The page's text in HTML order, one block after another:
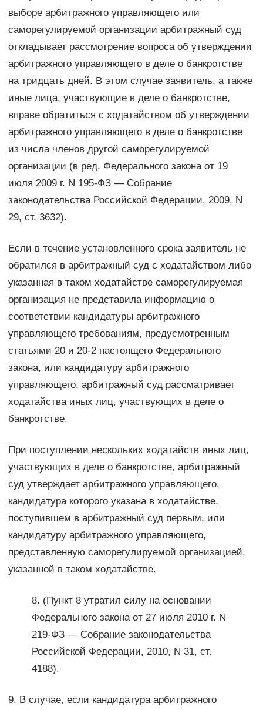
выборе арбитражного управляющего или
саморегулируемой организации арбитражный суд
откладывает рассмотрение вопроса об утверждении
арбитражного управляющего в деле о банкротстве
на тридцать дней. В этом случае заявитель, а также
иные лица, участвующие в деле о банкротстве,
вправе обратиться с ходатайством об утверждении
арбитражного управляющего в деле о банкротстве
из числа членов другой саморегулируемой
организации (в ред. Федерального закона от 19
июля 2009 г. N 195-ФЗ — Собрание
законодательства Российской Федерации, 2009, N
29, ст. 3632).
Если в течение установленного срока заявитель не
обратился в арбитражный суд с ходатайством либо
указанная в таком ходатайстве саморегулируемая
организация не представила информацию о
соответствии кандидатуры арбитражного
управляющего требованиям, предусмотренным
статьями 20 и 20-2 настоящего Федерального
закона, или кандидатуру арбитражного
управляющего, арбитражный суд рассматривает
ходатайства иных лиц, участвующих в деле о
банкротстве.
При поступлении нескольких ходатайств иных лиц,
участвующих в деле о банкротстве, арбитражный
суд утверждает арбитражного управляющего,
кандидатура которого указана в ходатайстве,
поступившем в арбитражный суд первым, или
кандидатуру арбитражного управляющего,
представленную саморегулируемой организацией,
указанной в таком ходатайстве.
8. (Пункт 8 утратил силу на основании
Федерального закона от 27 июля 2010 г. N
219-ФЗ — Собрание законодательства
Российской Федерации, 2010, N 31, ст.
4188).
9. В случае, если кандидатура арбитражного